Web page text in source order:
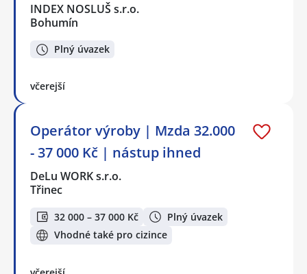
INDEX NOSLUŠ s.r.o.
Bohumín
Plný úvazek
včerejší
Operátor výroby | Mzda 32.000
- 37 000 Kč | nástup ihned
DeLu WORK s.r.o.
Třinec
32 000 – 37 000 Kč
Plný úvazek
Vhodné také pro cizince